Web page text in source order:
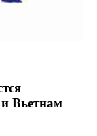
Вьетнам